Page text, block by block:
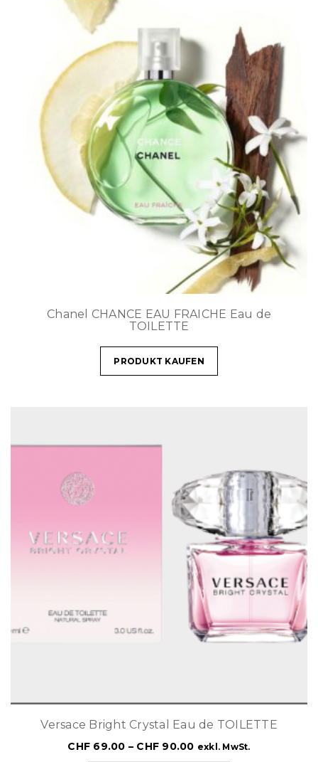
Chanel CHANCE EAU FRAICHE Eau de
TOILETTE
PRODUKT KAUFEN
Versace Bright Crystal Eau de TOILETTE
CHF 69.00 – CHF 90.00 exkl. MwSt.